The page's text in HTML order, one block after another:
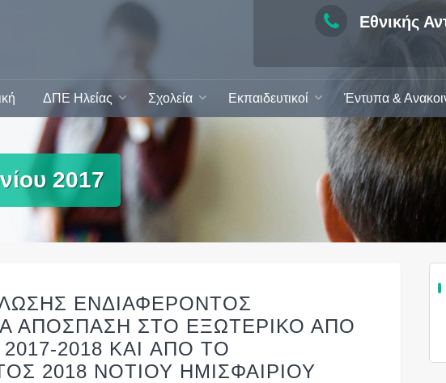
Εθνικής
ΔΠΕ Ηλείας Σχολεία Εκπαιδευτικοί Έντυπα &
2017
ΕΝΔΙΑΦΕΡΟΝΤΟΣ
ΑΠΟΣΠΑΣΗ ΣΤΟ ΕΞΩΤΕΡΙΚΟ ΑΠΟ
2018 KAI ΑΠΟ ΤΟ
2018 ΝΟΤΙΟΥ ΗΜΙΣΦΑΙΡΙΟΥ